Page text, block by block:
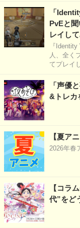
「
PvEと
レイし
『
人、全く
てプレイ
「声優
&トレカ
【夏ア
2026年春
【コラ
代”をど